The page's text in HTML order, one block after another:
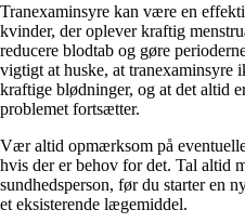
Tranexaminsyre kan være en
kvinder, der oplever kraftig
reducere blodtab og gøre
vigtigt at huske, at tranexaminsyre
kraftige blødninger, og at det altid
problemet fortsætter.
Vær altid opmærksom på
hvis der er behov for det. Tal altid
sundhedsperson, før du starter en
et eksisterende lægemiddel.